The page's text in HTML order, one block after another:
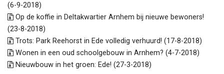
(6-9-2018)
Op de koffie in Deltakwartier Arnhem bij nieuwe bewoners!
(23-8-2018)
Trots: Park Reehorst in Ede volledig verhuurd! (17-8-2018)
Wonen in een oud schoolgebouw in Arnhem? (4-7-2018)
Nieuwbouw in het groen: Ede! (27-3-2018)